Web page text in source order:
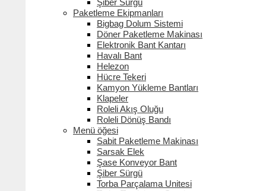
Şiber Sürgü
Paketleme Ekipmanları
Bigbag Dolum Sistemi
Döner Paketleme Makinası
Elektronik Bant Kantarı
Havalı Bant
Helezon
Hücre Tekeri
Kamyon Yükleme Bantları
Klapeler
Roleli Akış Oluğu
Roleli Dönüş Bandı
Menü öğesi
Sabit Paketleme Makinası
Sarsak Elek
Şase Konveyor Bant
Şiber Sürgü
Torba Parçalama Unitesi